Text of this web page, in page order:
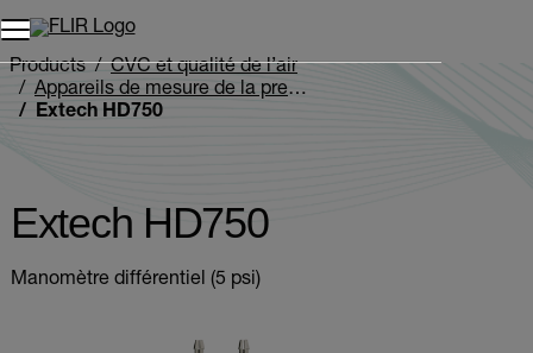
Unread messages
Modèle
Supprimer
articles
Ajouter au panier
Ajouté au panier
Products
CVC et qualité de l’air
Appareils de mesure de la pression et manomètres
Extech HD750
Extech HD750
Manomètre différentiel (5 psi)